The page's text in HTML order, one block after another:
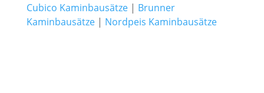
Cubico Kaminbausätze| Brunner
Kaminbausätze| Nordpeis Kaminbausätze